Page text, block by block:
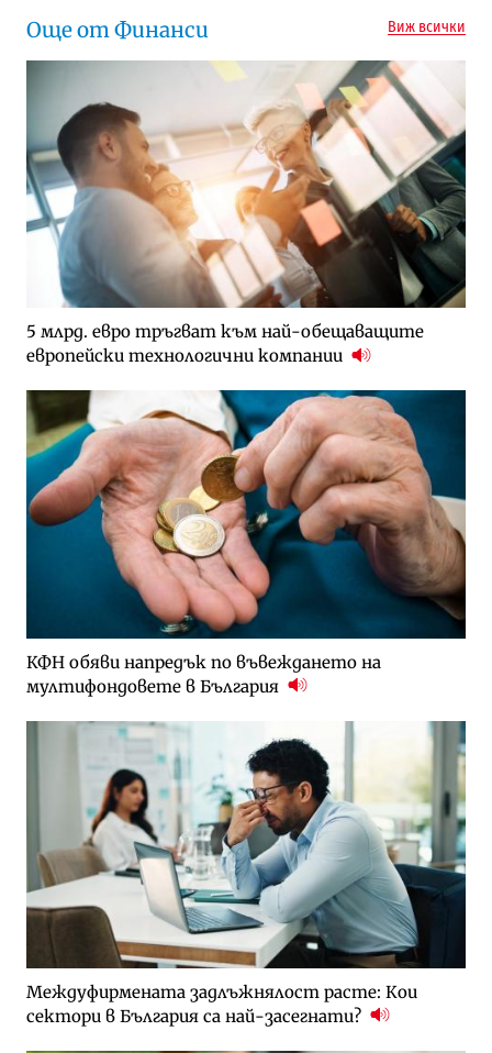
Още от Финанси Виж всички
5 млрд. евро тръгват към най-обещаващите
европейски технологични компании
КФН обяви напредък по въвеждането на
мултифондовете в България
Междуфирмената задлъжнялост расте: Кои
сектори в България са най-засегнати?